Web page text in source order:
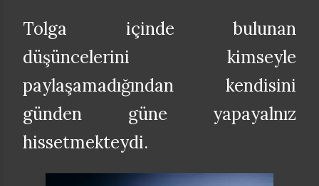
Tolga içinde bulunan
düşüncelerini kimseyle
paylaşamadığından kendisini
günden güne yapayalnız
hissetmekteydi.